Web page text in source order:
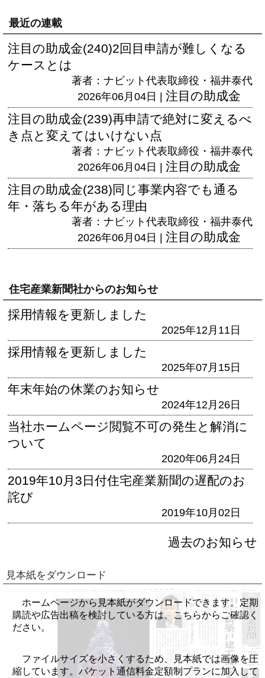
最近の連載
注目の助成金(240)2回目申請が難しくなる
ケースとは
著者：ナビット代表取締役・福井泰代
2026年06月04日 | 注目の助成金
注目の助成金(239)再申請で絶対に変えるべ
き点と変えてはいけない点
著者：ナビット代表取締役・福井泰代
2026年06月04日 | 注目の助成金
注目の助成金(238)同じ事業内容でも通る
年・落ちる年がある理由
著者：ナビット代表取締役・福井泰代
2026年06月04日 | 注目の助成金
住宅産業新聞社からのお知らせ
採用情報を更新しました
2025年12月11日
採用情報を更新しました
2025年07月15日
年末年始の休業のお知らせ
2024年12月26日
当社ホームページ閲覧不可の発生と解消に
ついて
2020年06月24日
2019年10月3日付住宅産業新聞の遅配のお
詫び
2019年10月02日
過去のお知らせ
見本紙をダウンロード
ホームページから見本紙がダウンロードできます。定期
購読や広告出稿を検討している方は、こちらからご確認く
ださい。
ファイルサイズを小さくするため、見本紙では画像を圧
縮しています。パケット通信料金定額制プランに加入して